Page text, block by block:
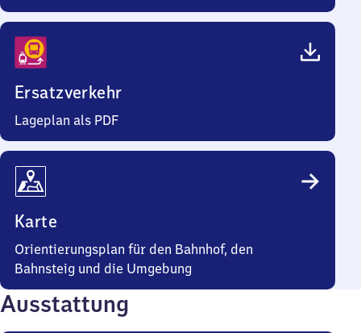
Ersatzverkehr
Lageplan als PDF
Karte
Orientierungsplan für den Bahnhof, den
Bahnsteig und die Umgebung
Ausstattung